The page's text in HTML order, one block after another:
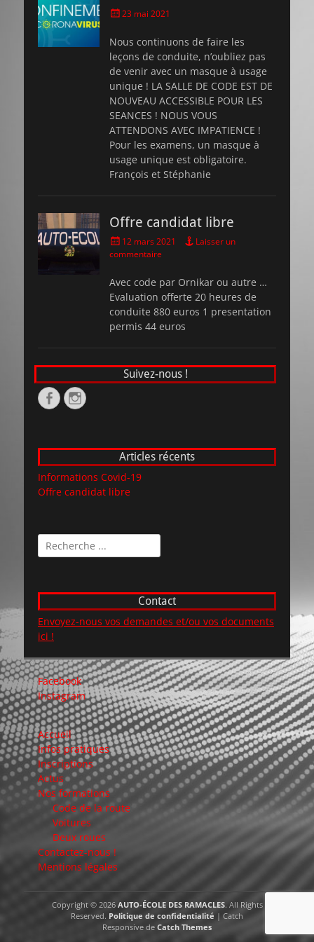
et
Boris
Boris
Posted23 mai 2021
Nous continuons de faire les
leçons de conduite, n’oubliez pas
de venir avec un masque à usage
unique ! LA SALLE DE CODE EST DE
NOUVEAU ACCESSIBLE POUR LES
SEANCES ! NOUS VOUS
ATTENDONS AVEC IMPATIENCE !
Pour les examens, un masque à
usage unique est obligatoire.
François et Stéphanie
Offre candidat libre
Posted
on
12 mars 2021
Laisser un
commentaire
Avec code par Ornikar ou autre …
Evaluation offerte 20 heures de
conduite 880 euros 1 presentation
permis 44 euros
Suivez-nous !
FacebookInstagram
Articles récents
Informations Covid-19
Offre candidat libre
Rechercher :
Contact
Envoyez-nous vos demandes et/ou vos documents
ici !
Facebook
Instagram
Accueil
Infos pratiques
Inscriptions
Actus
Nos formations
Code de la route
Voitures
Deux roues
Contactez-nous !
Mentions légales
Copyright © 2026 AUTO-ÉCOLE DES RAMACLES. All Rights
Reserved. Politique de confidentialité | Catch
Responsive de Catch Themes